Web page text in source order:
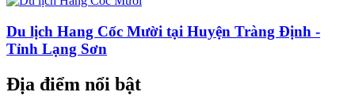
Du lịch Hang Cốc Mười tại Huyện Tràng Định -
Tỉnh Lạng Sơn
Địa điểm nổi bật